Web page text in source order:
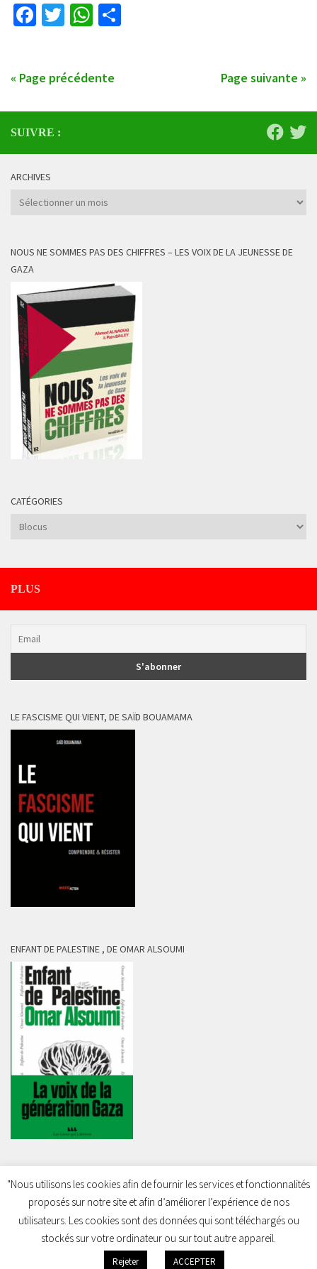
Facebook
TwitterWhatsApp
« Page précédente Page suivante »
SUIVRE :
ARCHIVES
Archives
NOUS NE SOMMES PAS DES CHIFFRES – LES VOIX DE LA JEUNESSE DE
GAZA
CATÉGORIES
Catégories
PLUS
LE FASCISME QUI VIENT, DE SAÏD BOUAMAMA
ENFANT DE PALESTINE , DE OMAR ALSOUMI
Charleroi Pour la Palestine © 2026. Tous droits réservés.
"Nous utilisons les cookies afin de fournir les services et fonctionnalités
proposés sur notre site et afin d’améliorer l’expérience de nos
utilisateurs. Les cookies sont des données qui sont téléchargés ou
stockés sur votre ordinateur ou sur tout autre appareil.
Rejeter ACCEPTER